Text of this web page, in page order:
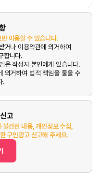
이용할 수 있습니다.
거나 이용약관에 의거하여
합니다.
은 작성자 본인에게 있습니다.
의거하여 법적 책임을 물을 수
.
고
건전 내용, 개인정보 수집,
구인광고 신고해 주세요.